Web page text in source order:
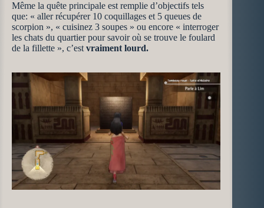
Même la quête principale est remplie d’objectifs tels
que: « aller récupérer 10 coquillages et 5 queues de
scorpion », « cuisinez 3 soupes » ou encore « interroger
les chats du quartier pour savoir où se trouve le foulard
de la fillette », c’est vraiment lourd.